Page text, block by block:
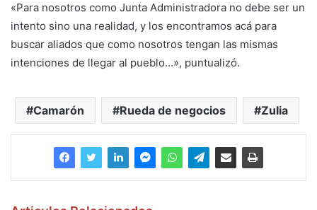
«Para nosotros como Junta Administradora no debe ser un
intento sino una realidad, y los encontramos acá para
buscar aliados que como nosotros tengan las mismas
intenciones de llegar al pueblo…», puntualizó.
Camarón Rueda de negocios Zulia